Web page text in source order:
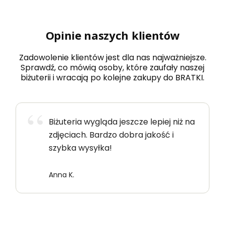
Opinie naszych klientów
Zadowolenie klientów jest dla nas najważniejsze.
Sprawdź, co mówią osoby, które zaufały naszej
biżuterii i wracają po kolejne zakupy do BRATKI.
Biżuteria wygląda jeszcze lepiej niż na
zdjęciach. Bardzo dobra jakość i
szybka wysyłka!
Anna K.